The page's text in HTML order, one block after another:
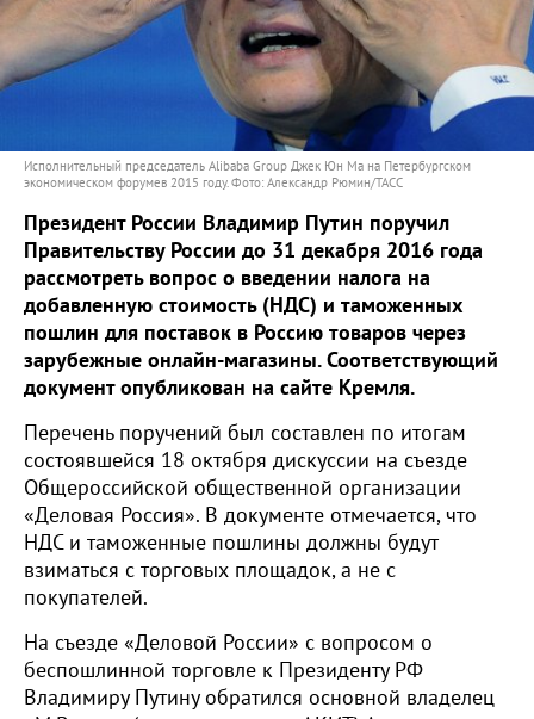
Исполнительный председатель Alibaba Group Джек Юн Ма на Петербургском
экономическом форумев 2015 году. Фото: Александр Рюмин/ТАСС
Президент России Владимир Путин поручил
Правительству России до 31 декабря 2016 года
рассмотреть вопрос о введении налога на
добавленную стоимость (НДС) и таможенных
пошлин для поставок в Россию товаров через
зарубежные онлайн-магазины. Соответствующий
документ опубликован на сайте Кремля.
Перечень поручений был составлен по итогам
состоявшейся 18 октября дискуссии на съезде
Общероссийской общественной организации
«Деловая Россия». В документе отмечается, что
НДС и таможенные пошлины должны будут
взиматься с торговых площадок, а не с
покупателей.
На съезде «Деловой России» с вопросом о
беспошлинной торговле к Президенту РФ
Владимиру Путину обратился основной владелец